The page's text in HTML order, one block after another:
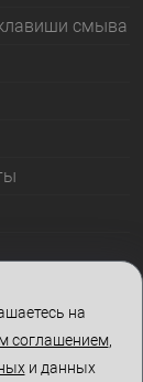
смыва
на
соглашением,
и данных